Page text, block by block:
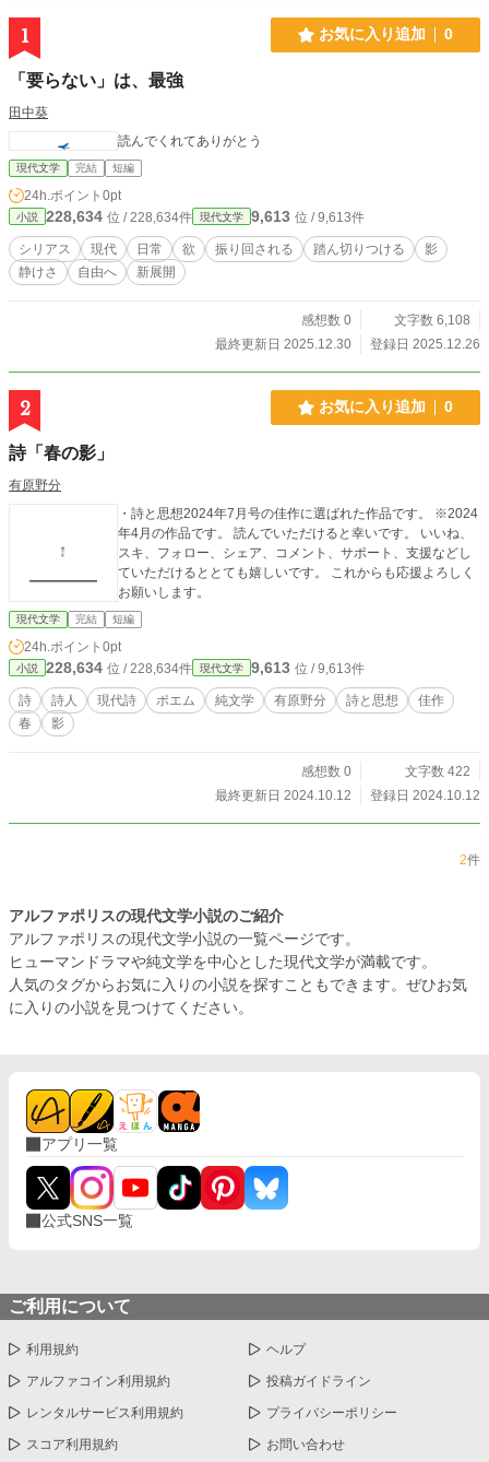
1 お気に入り追加 0
「要らない」は、最強
田中葵
読んでくれてありがとう
現代文学 完結 短編
24h.ポイント 0pt
小説 228,634 位 / 228,634件 現代文学 9,613 位 / 9,613件
シリアス 現代 日常 欲 振り回される 踏ん切りつける
影
静けさ
自由へ 新展開
感想数 0
文字数 6,108
最終更新日 2025.12.30
登録日 2025.12.26
2 お気に入り追加 0
詩「春の影」
有原野分
・詩と思想2024年7月号の佳作に選ばれた作品です。 ※2024
年4月の作品です。 読んでいただけると幸いです。 いいね、
スキ、フォロー、シェア、コメント、サポート、支援などし
ていただけるととても嬉しいです。 これからも応援よろしく
お願いします。
現代文学 完結 短編
24h.ポイント 0pt
小説 228,634 位 / 228,634件 現代文学 9,613 位 / 9,613件
詩 詩人 現代詩 ポエム 純文学 有原野分 詩と思想
佳作
春
影
感想数 0
文字数 422
最終更新日 2024.10.12
登録日 2024.10.12
2件
アルファポリスの現代文学小説のご紹介
アルファポリスの現代文学小説の一覧ページです。
ヒューマンドラマや純文学を中心とした現代文学が満載です。
人気のタグからお気に入りの小説を探すこともできます。ぜひお気
に入りの小説を見つけてください。
アプリ一覧
公式SNS一覧
ご利用について
利用規約 ヘルプ
アルファコイン利用規約 投稿ガイドライン
レンタルサービス利用規約 プライバシーポリシー
スコア利用規約 お問い合わせ